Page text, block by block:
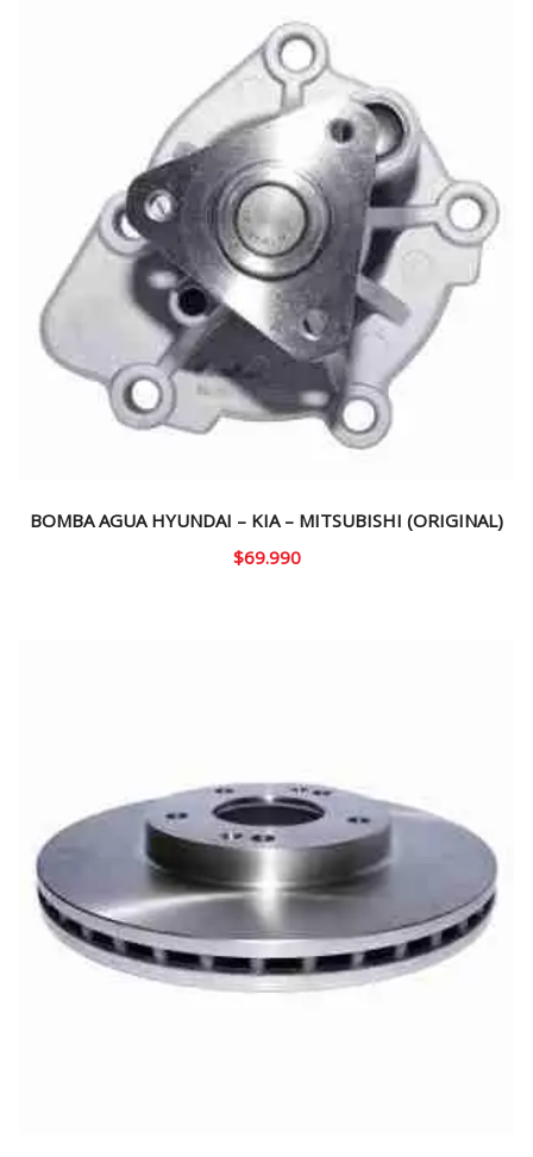
$190.000.
BOMBA AGUA HYUNDAI – KIA – MITSUBISHI (ORIGINAL)
$69.990